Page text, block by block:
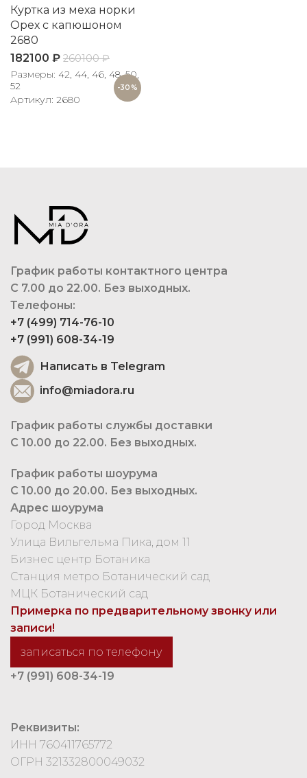
-30%
Куртка из меха норки
Орех с капюшоном
2680
182100 ₽ 260100₽
Размеры: 42, 44, 46, 48, 50,
52
Артикул: 2680
График работы контактного центра
С 7.00 до 22.00. Без выходных.
Телефоны:
+7 (499) 714-76-10
+7 (991) 608-34-19
Написать в Telegram
info@miadora.ru
График работы службы доставки
С 10.00 до 22.00. Без выходных.
График работы шоурума
С 10.00 до 20.00. Без выходных.
Адрес шоурума
Город Москва
Улица Вильгельма Пика, дом 11
Бизнес центр Ботаника
Станция метро Ботанический сад
МЦК Ботанический сад
Примерка по предварительному звонку или
записи!
записаться по телефону
+7 (991) 608-34-19
Реквизиты:
ИНН 760411765772
ОГРН 321332800049032